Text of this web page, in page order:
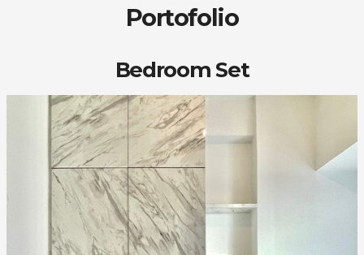
Portofolio
Bedroom Set